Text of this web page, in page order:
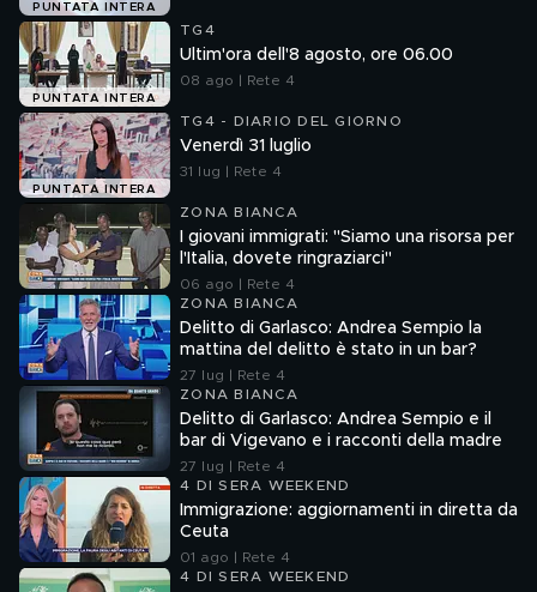
PUNTATA INTERA
PUNTATA INTERA
TG4
Ultim'ora dell'8 agosto, ore 06.00
08 ago | Rete 4
PUNTATA INTERA
TG4 - DIARIO DEL GIORNO
Venerdì 31 luglio
31 lug | Rete 4
ZONA BIANCA
I giovani immigrati: "Siamo una risorsa per
l'Italia, dovete ringraziarci"
06 ago | Rete 4
ZONA BIANCA
Delitto di Garlasco: Andrea Sempio la
mattina del delitto è stato in un bar?
27 lug | Rete 4
ZONA BIANCA
Delitto di Garlasco: Andrea Sempio e il
bar di Vigevano e i racconti della madre
27 lug | Rete 4
4 DI SERA WEEKEND
Immigrazione: aggiornamenti in diretta da
Ceuta
01 ago | Rete 4
4 DI SERA WEEKEND